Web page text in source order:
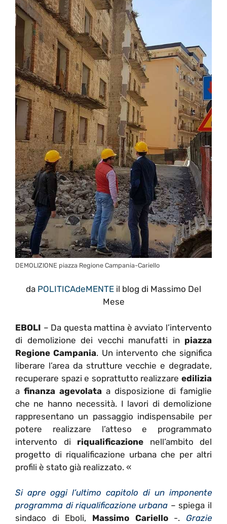
DEMOLIZIONE piazza Regione Campania-Cariello
da POLITICAdeMENTE il blog di Massimo Del
Mese
EBOLI – Da questa mattina è avviato l’intervento
di demolizione dei vecchi manufatti in piazza
Regione Campania. Un intervento che significa
liberare l’area da strutture vecchie e degradate,
recuperare spazi e soprattutto realizzare edilizia
a finanza agevolata a disposizione di famiglie
che ne hanno necessità. I lavori di demolizione
rappresentano un passaggio indispensabile per
potere realizzare l’atteso e programmato
intervento di riqualificazione nell’ambito del
progetto di riqualificazione urbana che per altri
profili è stato già realizzato. «
Si apre oggi l’ultimo capitolo di un imponente
programma di riqualificazione urbana – spiega il
sindaco di Eboli, Massimo Cariello-. Grazie